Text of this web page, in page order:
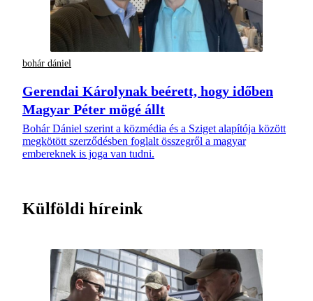
bohár dániel
Gerendai Károlynak beérett, hogy időben
Magyar Péter mögé állt
Bohár Dániel szerint a közmédia és a Sziget alapítója között
megkötött szerződésben foglalt összegről a magyar
embereknek is joga van tudni.
Külföldi híreink